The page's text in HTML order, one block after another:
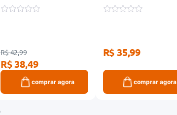
Unidades
R$ 42,99
R$ 38,49
comprar agora
34 Unidades
R$ 35,99
comprar agora